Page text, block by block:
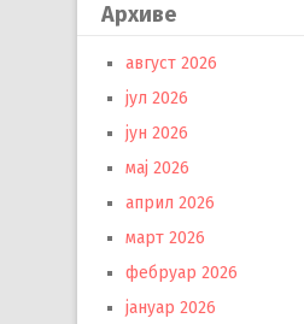
Архиве
август 2026
јул 2026
јун 2026
мај 2026
април 2026
март 2026
фебруар 2026
јануар 2026